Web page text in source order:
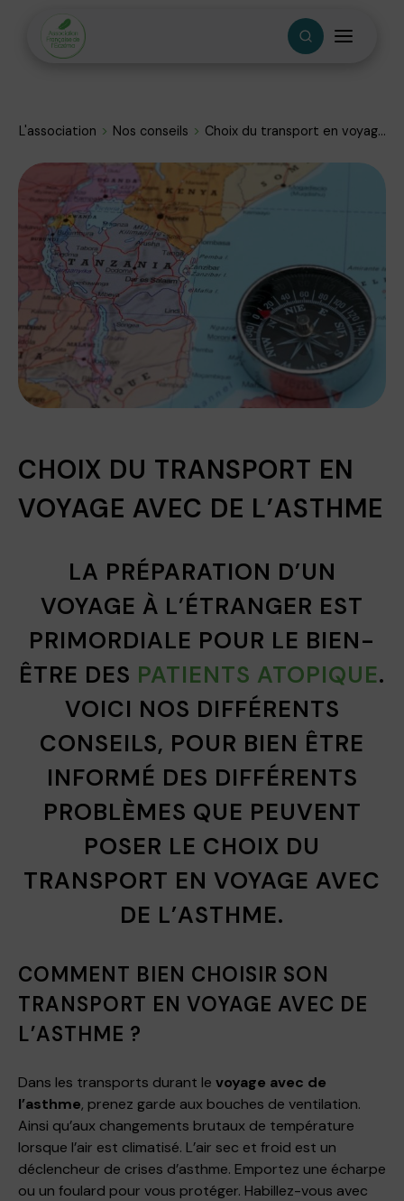
L'association Nos conseils Choix du transport en voyag...
CHOIX DU TRANSPORT EN
VOYAGE AVEC DE L’ASTHME
LA PRÉPARATION D’UN
VOYAGE À L’ÉTRANGER EST
PRIMORDIALE POUR LE BIEN-
ÊTRE DES PATIENTS ATOPIQUE.
VOICI NOS DIFFÉRENTS
CONSEILS, POUR BIEN ÊTRE
INFORMÉ DES DIFFÉRENTS
PROBLÈMES QUE PEUVENT
POSER LE CHOIX DU
TRANSPORT EN VOYAGE AVEC
DE L’ASTHME.
COMMENT BIEN CHOISIR SON
TRANSPORT EN VOYAGE AVEC DE
L’ASTHME ?
Dans les transports durant le voyage avec de
l’asthme, prenez garde aux bouches de ventilation.
Ainsi qu’aux changements brutaux de température
lorsque l’air est climatisé. L’air sec et froid est un
déclencheur de crises d’asthme. Emportez une écharpe
ou un foulard pour vous protéger. Habillez-vous avec